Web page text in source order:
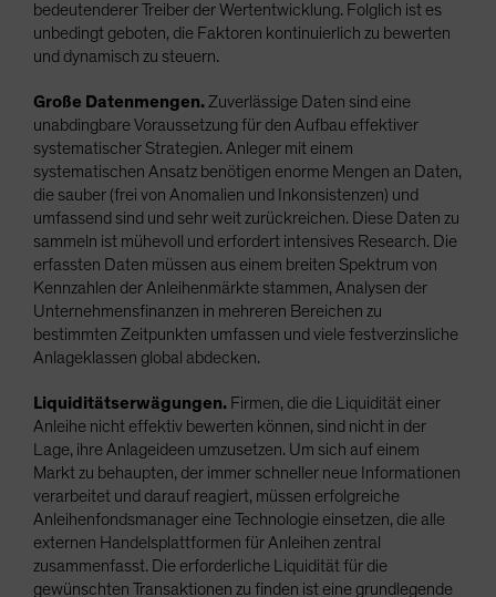
bedeutenderer Treiber der Wertentwicklung. Folglich ist es
unbedingt geboten, die Faktoren kontinuierlich zu bewerten
und dynamisch zu steuern.
Große Datenmengen.Zuverlässige Daten sind eine
unabdingbare Voraussetzung für den Aufbau effektiver
systematischer Strategien. Anleger mit einem
systematischen Ansatz benötigen enorme Mengen an Daten,
die sauber (frei von Anomalien und Inkonsistenzen) und
umfassend sind und sehr weit zurückreichen. Diese Daten zu
sammeln ist mühevoll und erfordert intensives Research. Die
erfassten Daten müssen aus einem breiten Spektrum von
Kennzahlen der Anleihenmärkte stammen, Analysen der
Unternehmensfinanzen in mehreren Bereichen zu
bestimmten Zeitpunkten umfassen und viele festverzinsliche
Anlageklassen global abdecken.
Liquiditätserwägungen. Firmen, die die Liquidität einer
Anleihe nicht effektiv bewerten können, sind nicht in der
Lage, ihre Anlageideen umzusetzen. Um sich auf einem
Markt zu behaupten, der immer schneller neue Informationen
verarbeitet und darauf reagiert, müssen erfolgreiche
Anleihenfondsmanager eine Technologie einsetzen, die alle
externen Handelsplattformen für Anleihen zentral
zusammenfasst. Die erforderliche Liquidität für die
gewünschten Transaktionen zu finden ist eine grundlegende